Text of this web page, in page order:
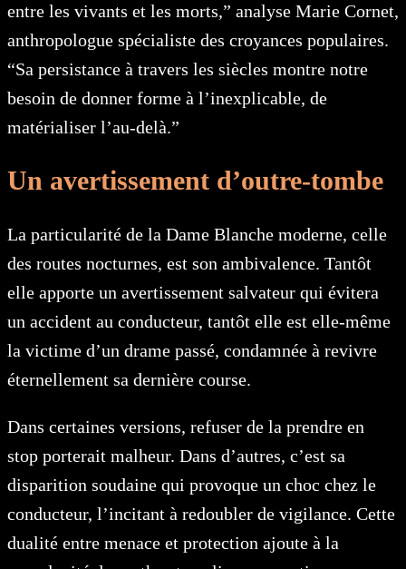
entre les vivants et les morts,” analyse Marie Cornet,
anthropologue spécialiste des croyances populaires.
“Sa persistance à travers les siècles montre notre
besoin de donner forme à l’inexplicable, de
matérialiser l’au-delà.”
Un avertissement d’outre-tombe
La particularité de la Dame Blanche moderne, celle
des routes nocturnes, est son ambivalence. Tantôt
elle apporte un avertissement salvateur qui évitera
un accident au conducteur, tantôt elle est elle-même
la victime d’un drame passé, condamnée à revivre
éternellement sa dernière course.
Dans certaines versions, refuser de la prendre en
stop porterait malheur. Dans d’autres, c’est sa
disparition soudaine qui provoque un choc chez le
conducteur, l’incitant à redoubler de vigilance. Cette
dualité entre menace et protection ajoute à la